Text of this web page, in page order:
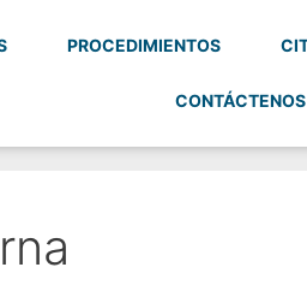
PROCEDIMIENTOS
CONTÁCTENOS